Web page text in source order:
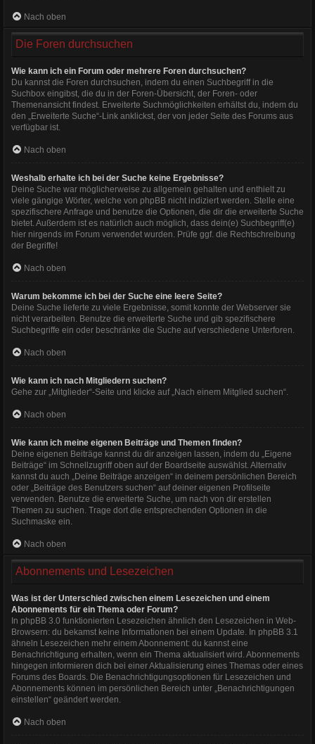
Nach oben
Die Foren durchsuchen
Wie kann ich ein Forum oder mehrere Foren durchsuchen?
Du kannst die Foren durchsuchen, indem du einen Suchbegriff in die
Suchbox eingibst, die du in der Foren-Übersicht, der Foren- oder
Themenansicht findest. Erweiterte Suchmöglichkeiten erhältst du, indem du
den „Erweiterte Suche“-Link anklickst, der von jeder Seite des Forums aus
verfügbar ist.
Nach oben
Weshalb erhalte ich bei der Suche keine Ergebnisse?
Deine Suche war möglicherweise zu allgemein gehalten und enthielt zu
viele gängige Wörter, welche von phpBB nicht indiziert werden. Stelle eine
spezifischere Anfrage und benutze die Optionen, die dir die erweiterte Suche
bietet. Außerdem ist es natürlich auch möglich, dass dein(e) Suchbegriff(e)
hier nirgends im Forum verwendet wurden. Prüfe ggf. die Rechtschreibung
der Begriffe!
Nach oben
Warum bekomme ich bei der Suche eine leere Seite?
Deine Suche lieferte zu viele Ergebnisse, somit konnte der Webserver sie
nicht verarbeiten. Benutze die erweiterte Suche und gib spezifischere
Suchbegriffe ein oder beschränke die Suche auf verschiedene Unterforen.
Nach oben
Wie kann ich nach Mitgliedern suchen?
Gehe zur „Mitglieder“-Seite und klicke auf „Nach einem Mitglied suchen“.
Nach oben
Wie kann ich meine eigenen Beiträge und Themen finden?
Deine eigenen Beiträge kannst du dir anzeigen lassen, indem du „Eigene
Beiträge“ im Schnellzugriff oben auf der Boardseite auswählst. Alternativ
kannst du auch „Deine Beiträge anzeigen“ in deinem persönlichen Bereich
oder „Beiträge des Benutzers suchen“ auf deiner eigenen Profilseite
verwenden. Benutze die erweiterte Suche, um nach von dir erstellen
Themen zu suchen. Trage dort die entsprechenden Optionen in die
Suchmaske ein.
Nach oben
Abonnements und Lesezeichen
Was ist der Unterschied zwischen einem Lesezeichen und einem
Abonnements für ein Thema oder Forum?
In phpBB 3.0 funktionierten Lesezeichen ähnlich den Lesezeichen in Web-
Browsern: du bekamst keine Informationen bei einem Update. In phpBB 3.1
ähneln Lesezeichen mehr einem Abonnement: du kannst eine
Benachrichtigung erhalten, wenn ein Thema aktualisiert wird. Abonnements
hingegen informieren dich bei einer Aktualisierung eines Themas oder eines
Forums des Boards. Die Benachrichtigungsoptionen für Lesezeichen und
Abonnements können im persönlichen Bereich unter „Benachrichtigungen
einstellen“ geändert werden.
Nach oben